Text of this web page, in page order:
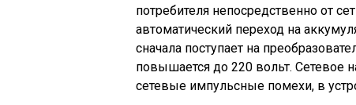
потребителя непосредственно от
автоматический переход на
сначала поступает на
повышается до 220 вольт. Сетевое
сетевые импульсные помехи, в